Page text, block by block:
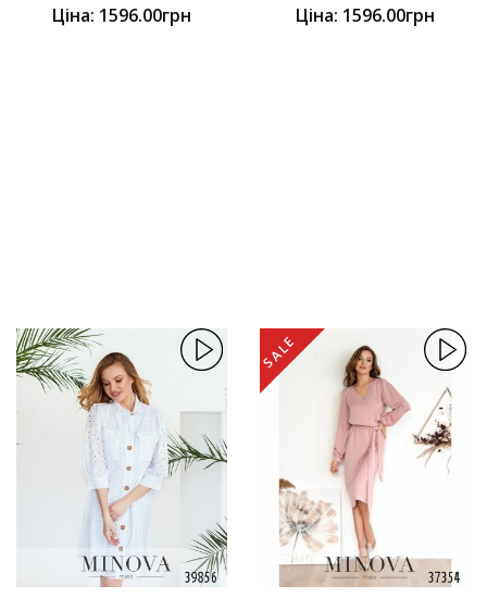
Ціна: 1596.00грн Ціна: 1596.00грн
SALE